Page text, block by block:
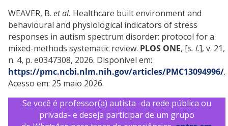
WEAVER, B. et al. Healthcare built environment and
behavioural and physiological indicators of stress
responses in autism spectrum disorder: protocol for a
mixed-methods systematic review. PLOS ONE, [s. l.], v. 21,
n. 4, p. e0347308, 2026. Disponível em:
https://pmc.ncbi.nlm.nih.gov/articles/PMC13094996/.
Acesso em: 25 maio 2026.
Se você é professor(a) autista -da rede pública ou
privada- e deseja participar de um grupo